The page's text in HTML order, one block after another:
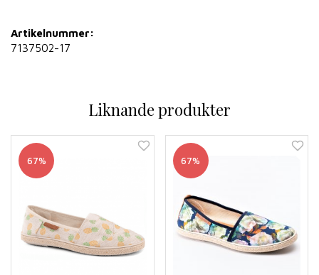
Artikelnummer:
7137502-17
Liknande produkter
67% 67%